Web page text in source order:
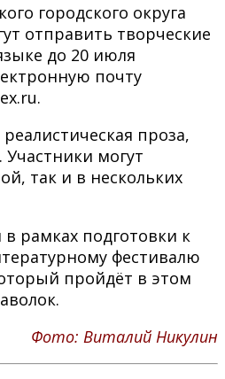
городского округа
отправить творческие
до 20 июля
почту
проза,
Участники могут
так и в нескольких
рамках подготовки к
фестивалю
пройдёт в этом
Фото: Виталий Никулин